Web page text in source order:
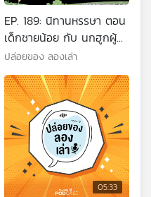
EP. 189: นิทานหรรษา ตอน
เด็กชายน้อย กับ นกฮูกผู้
ฉลาด | มหาวิทยาลัยราชภัฏ
สงขลา
ปล่อยของ ลองเล่า
05:33